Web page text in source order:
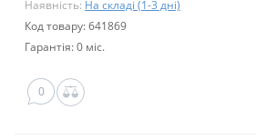
Наявність: На складі (1-3 дні)
Код товару: 641869
Гарантія: 0 міс.
0